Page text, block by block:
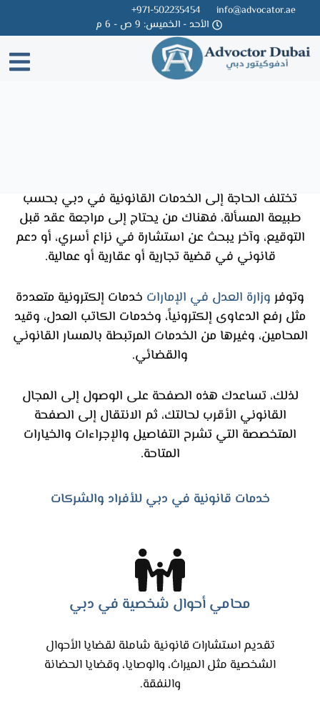
Skip
to
info@advocator.ae
971-502235454+
الأحد - الخميس: 9 ص - 6 م
تختلف الحاجة إلى الخدمات القانونية في دبي بحسب
طبيعة المسألة، فهناك من يحتاج إلى مراجعة عقد قبل
التوقيع، وآخر يبحث عن استشارة في نزاع أسري، أو دعم
قانوني في قضية تجارية أو عقارية أو عمالية.
وتوفر وزارة العدل في الإمارات خدمات إلكترونية متعددة
مثل رفع الدعاوى إلكترونياً، وخدمات الكاتب العدل، وقيد
المحامين، وغيرها من الخدمات المرتبطة بالمسار القانوني
والقضائي.
لذلك، تساعدك هذه الصفحة على الوصول إلى المجال
القانوني الأقرب لحالتك، ثم الانتقال إلى الصفحة
المتخصصة التي تشرح التفاصيل والإجراءات والخيارات
المتاحة.
خدمات قانونية في دبي للأفراد والشركات
محامي أحوال شخصية في دبي
تقديم استشارات قانونية شاملة لقضايا الأحوال
الشخصية مثل الميراث، والوصايا، وقضايا الحضانة
والنفقة.